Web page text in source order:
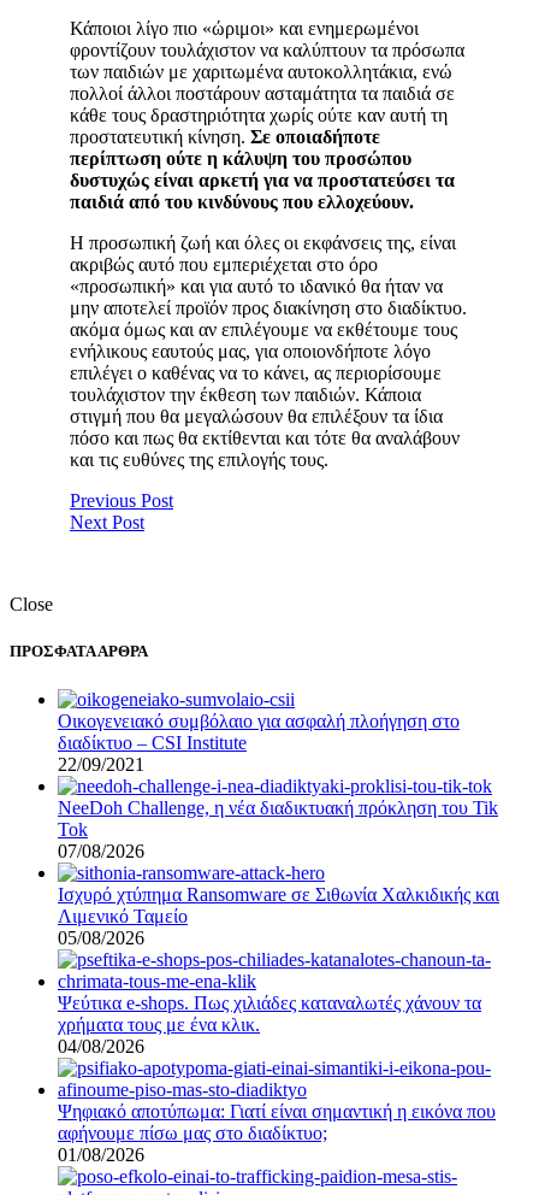
Κάποιοι λίγο πιο «ώριμοι» και ενημερωμένοι
φροντίζουν τουλάχιστον να καλύπτουν τα πρόσωπα
των παιδιών με χαριτωμένα αυτοκολλητάκια, ενώ
πολλοί άλλοι ποστάρουν ασταμάτητα τα παιδιά σε
κάθε τους δραστηριότητα χωρίς ούτε καν αυτή τη
προστατευτική κίνηση. Σε οποιαδήποτε
περίπτωση ούτε η κάλυψη του προσώπου
δυστυχώς είναι αρκετή για να προστατεύσει τα
παιδιά από του κινδύνους που ελλοχεύουν.
Η προσωπική ζωή και όλες οι εκφάνσεις της, είναι
ακριβώς αυτό που εμπεριέχεται στο όρο
«προσωπική» και για αυτό το ιδανικό θα ήταν να
μην αποτελεί προϊόν προς διακίνηση στο διαδίκτυο.
ακόμα όμως και αν επιλέγουμε να εκθέτουμε τους
ενήλικους εαυτούς μας, για οποιονδήποτε λόγο
επιλέγει ο καθένας να το κάνει, ας περιορίσουμε
τουλάχιστον την έκθεση των παιδιών. Κάποια
στιγμή που θα μεγαλώσουν θα επιλέξουν τα ίδια
πόσο και πως θα εκτίθενται και τότε θα αναλάβουν
και τις ευθύνες της επιλογής τους.
Previous Post
Next Post
Close
ΠΡΟΣΦΑΤΑ ΑΡΘΡΑ
Οικογενειακό συμβόλαιο για ασφαλή πλοήγηση στο
διαδίκτυο – CSI Institute
22/09/2021
NeeDoh Challenge, η νέα διαδικτυακή πρόκληση του Tik
Tok
07/08/2026
Ισχυρό χτύπημα Ransomware σε Σιθωνία Χαλκιδικής και
Λιμενικό Ταμείο
05/08/2026
Ψεύτικα e-shops. Πως χιλιάδες καταναλωτές χάνουν τα
χρήματα τους με ένα κλικ.
04/08/2026
Ψηφιακό αποτύπωμα: Γιατί είναι σημαντική η εικόνα που
αφήνουμε πίσω μας στο διαδίκτυο;
01/08/2026